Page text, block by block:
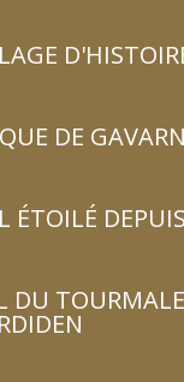
DE
ÉTOILÉ
DU